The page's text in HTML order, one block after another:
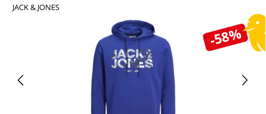
-58%
JACK & JONES